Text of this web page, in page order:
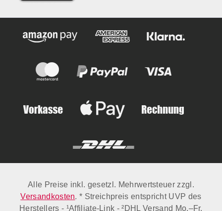
Alle Preise inkl. gesetzl. Mehrwertsteuer zzgl.
Versandkosten. * Streichpreis entspricht UVP des
Herstellers - ¹Affiliate-Link - ²DHL Versand Mo.–Fr.